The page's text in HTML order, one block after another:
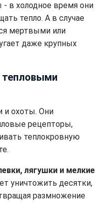
в холодное время они
тепло. А в случае
мертвыми или
даже крупных
и охоты. Они
рецепторы,
теплокровную
лягушки и мелкие
уничтожить десятки,
размножение